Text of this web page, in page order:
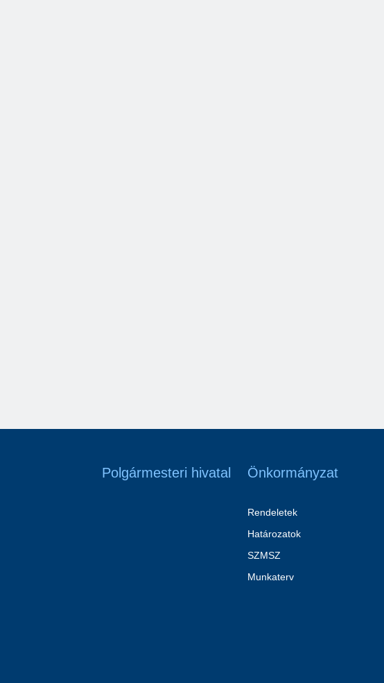
Polgármesteri hivatal Önkormányzat
Rendeletek
Határozatok
SZMSZ
Munkaterv